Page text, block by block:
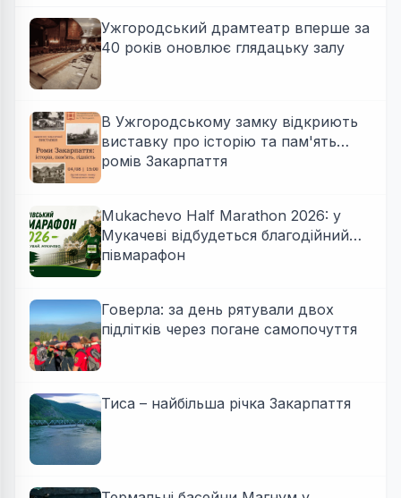
Ужгородський драмтеатр вперше за
40 років оновлює глядацьку залу
В Ужгородському замку відкриють
виставку про історію та пам'ять
ромів Закарпаття
Mukachevo Half Marathon 2026: у
Мукачеві відбудеться благодійний
півмарафон
Говерла: за день рятували двох
підлітків через погане самопочуття
Тиса – найбільша річка Закарпаття